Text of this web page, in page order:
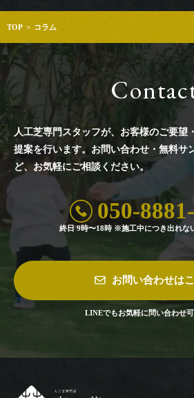
TOP コラム
人工芝専門スタッフが、お客様のご要望
提案を行います。 お問い合わせ・無料サ
ど、お気軽にご相談ください。
050-
終日 9時〜18時 ※施工中につき出れな
お問い合わせは
LINEでもお気軽に問い合わせ